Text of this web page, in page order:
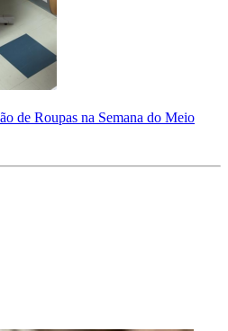
de Roupas na Semana do Meio